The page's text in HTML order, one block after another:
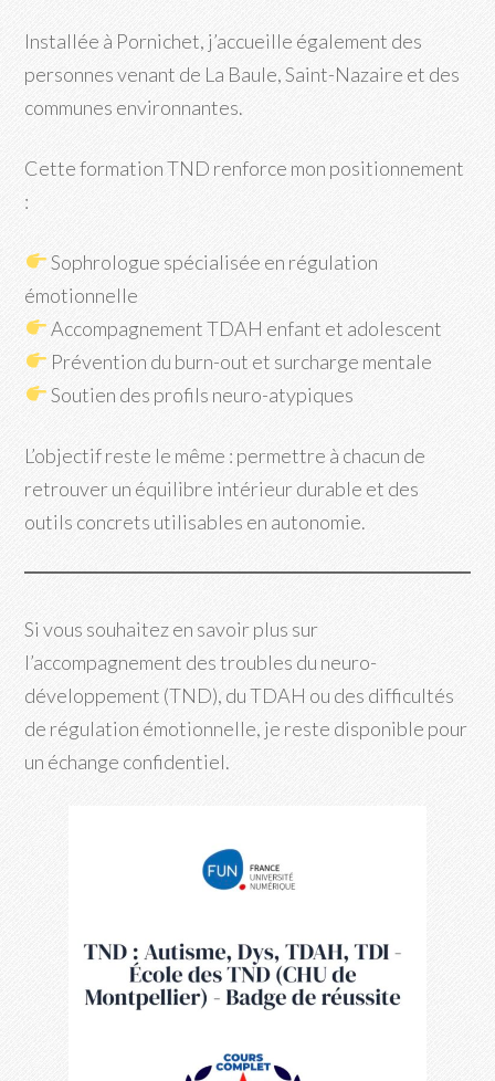
Installée à Pornichet, j’accueille également des
personnes venant de La Baule, Saint-Nazaire et des
communes environnantes.
Cette formation TND renforce mon positionnement
:
Sophrologue spécialisée en régulation
émotionnelle
Accompagnement TDAH enfant et adolescent
Prévention du burn-out et surcharge mentale
Soutien des profils neuro-atypiques
L’objectif reste le même : permettre à chacun de
retrouver un équilibre intérieur durable et des
outils concrets utilisables en autonomie.
Si vous souhaitez en savoir plus sur
l’accompagnement des troubles du neuro-
développement (TND), du TDAH ou des difficultés
de régulation émotionnelle, je reste disponible pour
un échange confidentiel.